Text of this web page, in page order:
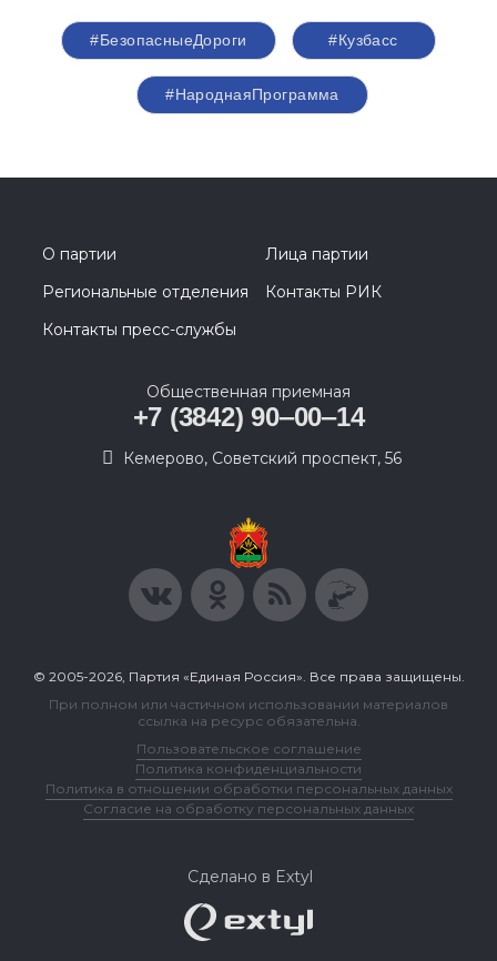
#БезопасныеДороги #Кузбасс
#НароднаяПрограмма
О партии
Лица партии
Региональные отделения
Контакты РИК
Контакты пресс-службы
Общественная приемная
+7 (3842) 90‒00‒14
​Кемерово, Советский проспект, 56
© 2005-2026, Партия «Единая Россия». Все права защищены.
При полном или частичном использовании материалов
ссылка на ресурс обязательна.
Пользовательское соглашение
Политика конфиденциальности
Политика в отношении обработки персональных данных
Согласие на обработку персональных данных
Сделано в Extyl